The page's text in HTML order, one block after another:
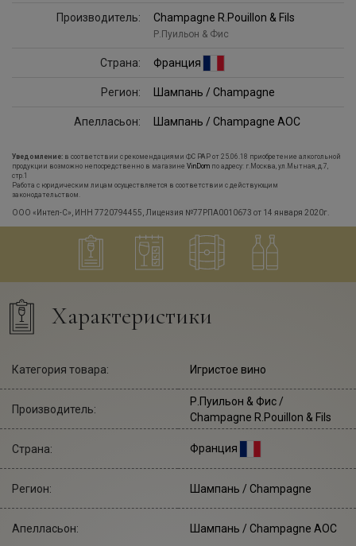
Производитель: Champagne R.Pouillon & Fils
Р.Пуильон & Фис
Страна: Франция
Регион: Шампань / Champagne
Апелласьон: Шампань / Champagne AOC
Уведомление: в соответствии с рекомендациями ФС РАР от 25.06.18 приобретение алкогольной
продукции возможно непосредственно в магазине VinDom по адресу: г.Москва, ул.Мытная, д.7,
стр.1
Работа с юридическим лицам осуществляется в соответствии с действующим
законодательством.
ООО «Интел-С», ИНН 7720794455, Лицензия №77РПА0010673 от 14 января 2020г.
Характеристики
Категория товара: Игристое вино
Производитель:
Р.Пуильон & Фис /
Champagne R.Pouillon & Fils
Страна: Франция
Регион: Шампань / Champagne
Апелласьон: Шампань / Champagne AOC